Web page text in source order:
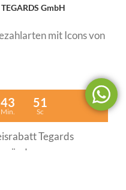
TEGARDS GmbH
43
Min.
51
Sc